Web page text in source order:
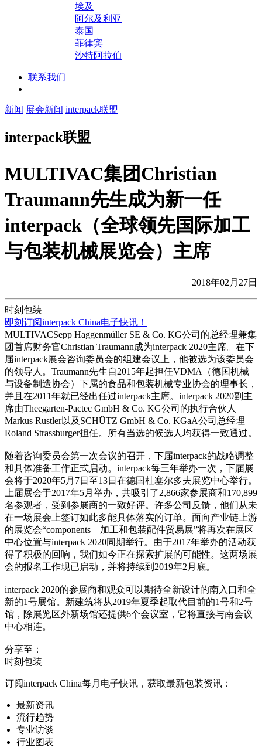
埃及
阿尔及利亚
泰国
菲律宾
沙特阿拉伯
联系我们
新闻 展会新闻 interpack联盟
interpack联盟
MULTIVAC集团Christian
Traumann先生成为新一任
interpack（全球领先国际加工
与包装机械展览会）主席
2018年02月27日
时刻包装
即刻订阅interpack China电子快讯！
MULTIVACSepp Haggenmüller SE & Co. KG公司的总经理兼集
团首席财务官Christian Traumann成为interpack 2020主席。在下
届interpack展会咨询委员会的组建会议上，他被选为该委员会
的领导人。Traumann先生自2015年起担任VDMA（德国机械
与设备制造协会）下属的食品和包装机械专业协会的理事长，
并且在2011年就已经出任过interpack主席。interpack 2020副主
席由Theegarten-Pactec GmbH & Co. KG公司的执行合伙人
Markus Rustler以及SCHÜTZ GmbH & Co. KGaA公司总经理
Roland Strassburger担任。所有当选的候选人均获得一致通过。
随着咨询委员会第一次会议的召开，下届interpack的战略调整
和具体准备工作正式启动。interpack每三年举办一次，下届展
会将于2020年5月7日至13日在德国杜塞尔多夫展览中心举行。
上届展会于2017年5月举办，共吸引了2,866家参展商和170,899
名参观者，受到参展商的一致好评。许多公司反馈，他们从未
在一场展会上签订如此多能具体落实的订单。面向产业链上游
的展览会“components – 加工和包装配件贸易展”将再次在展区
中心位置与interpack 2020同期举行。由于2017年举办的活动获
得了积极的回响，我们如今正在探索扩展的可能性。这两场展
会的报名工作现已启动，并将持续到2019年2月底。
interpack 2020的参展商和观众可以期待全新设计的南入口和全
新的1号展馆。新建筑将从2019年夏季起取代目前的1号和2号
馆，除展览区外新场馆还提供6个会议室，它将直接与南会议
中心相连。
分享至：
时刻包装
订阅interpack China每月电子快讯，获取最新包装资讯：
最新资讯
流行趋势
专业访谈
行业图表